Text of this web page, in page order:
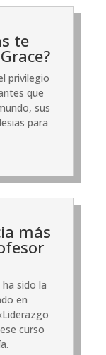
te
privilegio
que
sus
para
más
sido la
en
curso